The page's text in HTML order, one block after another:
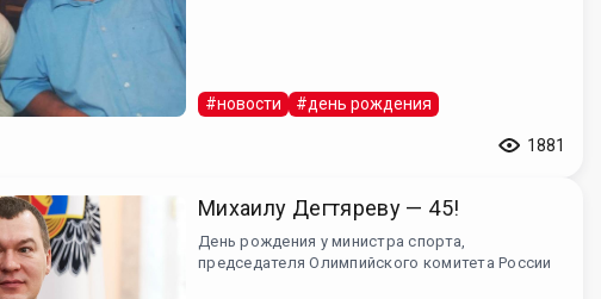
#новости #день рождения
1881
Михаилу Дегтяреву — 45!
День рождения у министра спорта,
председателя Олимпийского комитета России